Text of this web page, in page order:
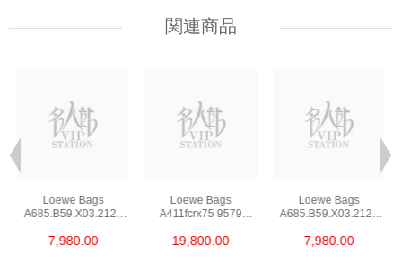
関連商品
Loewe Bags
A685.B59.X03.2123
Bag/Crossbody Bag
7,980.00
Loewe Bags
A411fcrx75 9579
Bag/Crossbody Bag
19,800.00
Loewe Bags
A685.B59.X03.2123
Bag/Crossbody Bag
7,980.00